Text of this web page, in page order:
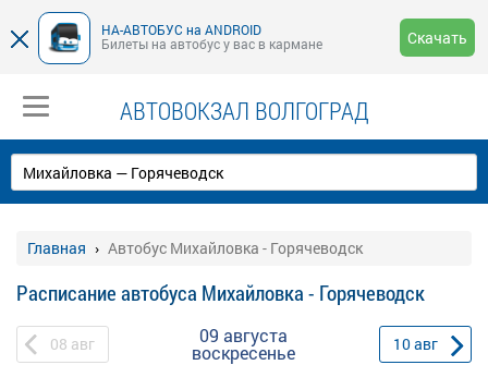
НА-АВТОБУС на ANDROID
Билеты на автобус у вас в кармане
Скачать
АВТОВОКЗАЛ ВОЛГОГРАД
Главная Автобус Михайловка - Горячеводск
Расписание автобуса Михайловка - Горячеводск
08 авг 09 августа
воскресенье 10авг